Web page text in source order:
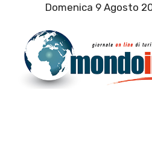
contenuto
Domenica 9 Agosto